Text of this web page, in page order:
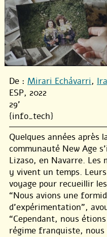
De : Mirari Echávarri,
ESP, 2022
29'
{info_tech}
Quelques années
communauté New Age
Lizaso, en Navarre. Les
y vivent un temps.
voyage pour recueillir
“Nous avions une
d’expérimentation”,
“Cependant, nous
régime franquiste, nous